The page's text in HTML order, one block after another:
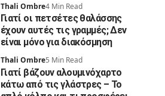
Thali Ombre4 Min Read
Γιατί οι πετσέτες θαλάσσης
έχουν αυτές τις γραμμές; Δεν
είναι μόνο για διακόσμηση
Thali Ombre5 Min Read
Γιατί βάζουν αλουμινόχαρτο
κάτω από τις γλάστρες – Το